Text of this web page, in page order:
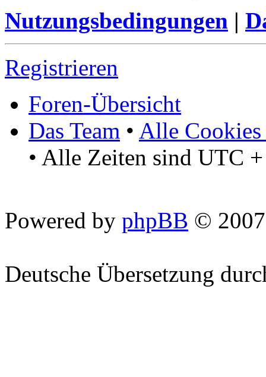
Nutzungsbedingungen |
Registrieren
Foren-Übersicht
Das Team • Alle Cookies
• Alle Zeiten sind UTC
Powered by phpBB ©
Deutsche Übersetzung